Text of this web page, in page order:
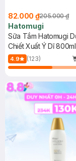
82.000 ₫205.000 ₫
Hatomugi
Sữa Tắm Hatomugi
Chiết Xuất Ý Dĩ 800ml
4.9 (123)